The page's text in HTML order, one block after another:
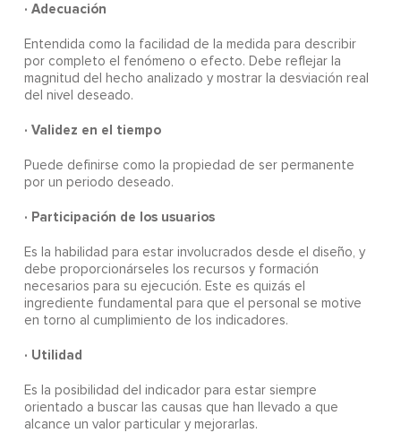
· Adecuación
Entendida como la facilidad de la medida para describir
por completo el fenómeno o efecto. Debe reflejar la
magnitud del hecho analizado y mostrar la desviación real
del nivel deseado.
· Validez en el tiempo
Puede definirse como la propiedad de ser permanente
por un periodo deseado.
· Participación de los usuarios
Es la habilidad para estar involucrados desde el diseño, y
debe proporcionárseles los recursos y formación
necesarios para su ejecución. Este es quizás el
ingrediente fundamental para que el personal se motive
en torno al cumplimiento de los indicadores.
· Utilidad
Es la posibilidad del indicador para estar siempre
orientado a buscar las causas que han llevado a que
alcance un valor particular y mejorarlas.